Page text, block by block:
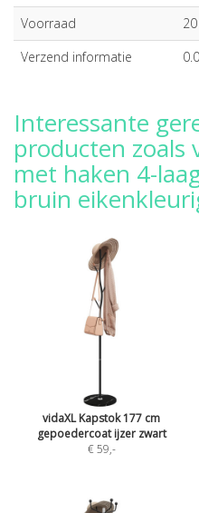
Voorraad
20
Verzend informatie
Interessante
producten zoals
met haken 4-
bruin
vidaXL Kapstok 177 cm
gepoedercoat ijzer zwart
€ 59,-